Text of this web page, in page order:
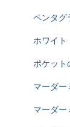
ペンタグ
ホワイト
ポケット
マーダー
マーダー